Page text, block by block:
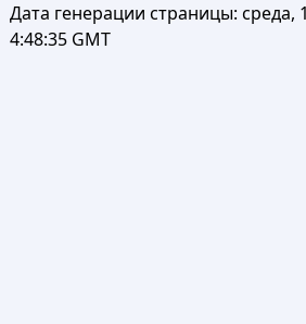
Дата генерации страницы: среда,
4:48:35 GMT